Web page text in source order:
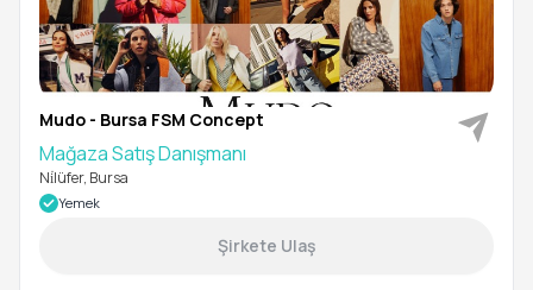
Mudo - Bursa FSM Concept
Mağaza Satış Danışmanı
Ni̇lüfer, Bursa
Yemek
Şirkete Ulaş